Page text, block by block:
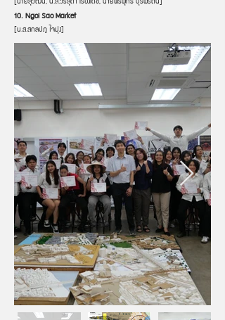
10. Ngoi Sao Market
[น.ส.สกลปภู ใจมุ่ง]